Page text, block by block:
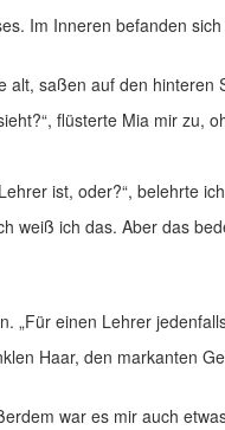
Im Inneren befanden
saßen auf den
flüsterte Mia mir zu,
ist, oder?“, belehrte
weiß ich das. Aber das
„Für einen Lehrer
Haar, den markanten
war es mir auch